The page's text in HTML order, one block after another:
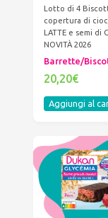
Lotto di 4
copertura di
LATTE e semi di
NOVITÀ 2026
Barrette/
20,20€
Aggiungi al